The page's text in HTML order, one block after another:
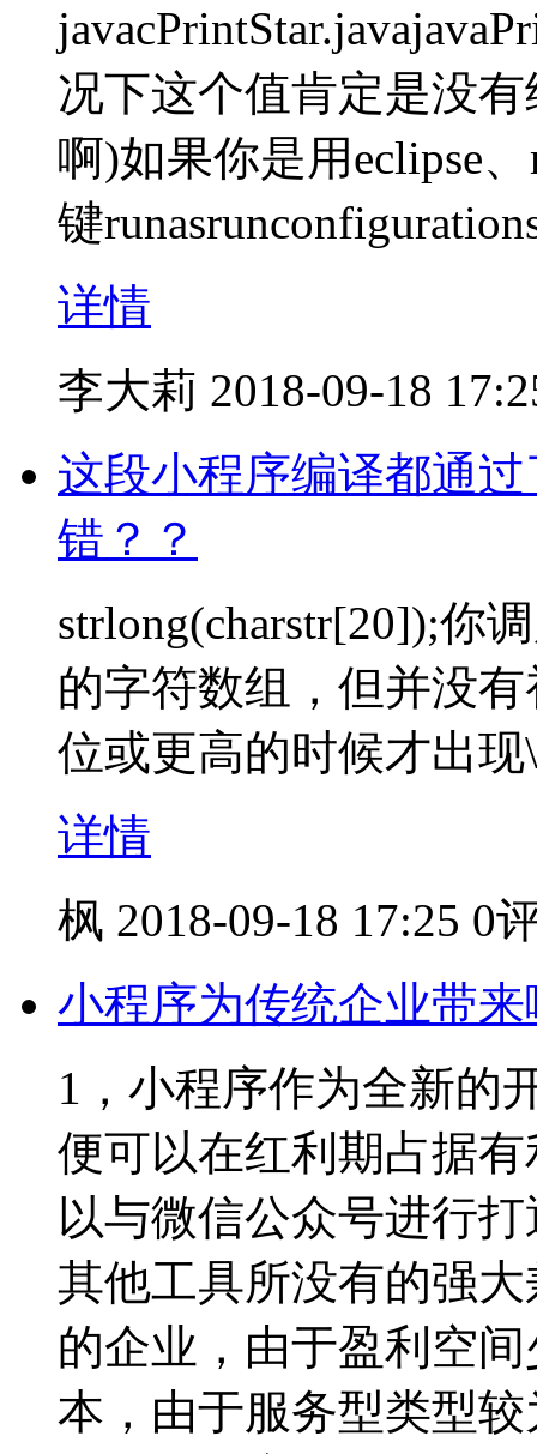
况下这个值肯定是没
啊)如果你是用eclipse
键
详情
李大莉 2018-09-18
这段小程序编译都通
错？？
strlong(charstr[20]);你
的字符数组，但并没
位或更高的时候才出
详情
枫 2018-09-18 17:25 0
小程序为传统企业带
1，小程序作为全新的
便可以在红利期占据
以与微信公众号进行
其他工具所没有的强
的企业，由于盈利空
本，由于服务型类型